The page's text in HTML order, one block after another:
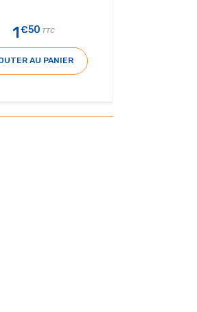
1€50 TTC
AU PANIER